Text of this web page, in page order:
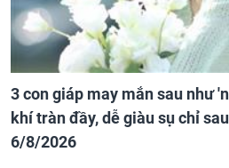
3 con giáp may mắn sau như
khí tràn đầy, dễ giàu sụ chỉ
6/8/2026